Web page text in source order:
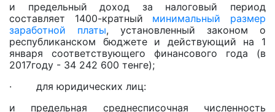
и предельный доход за налоговый период
составляет 1400-кратный минимальный размер
заработной платы, установленный законом о
республиканском бюджете и действующий на 1
января соответствующего финансового года (в
2017году - 34 242 600 тенге);
· для юридических лиц:
и предельная среднесписочная численность